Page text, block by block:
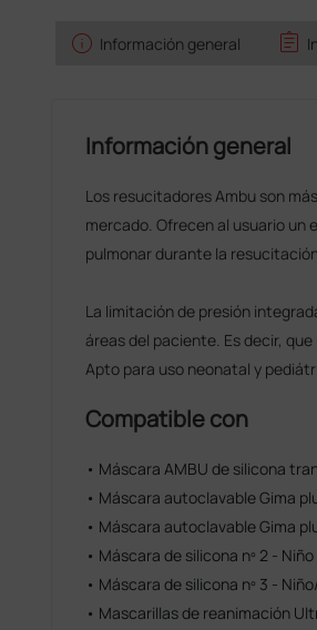
info Información general assignment
Información general
Los resucitadores Ambu son
mercado. Ofrecen al usuario un
pulmonar durante la
La limitación de presión
áreas del paciente. Es decir,
Apto para uso neonatal y
Compatible con
• Máscara AMBU de silicona
• Máscara autoclavable Gima
• Máscara autoclavable Gima
• Máscara de silicona nº 2 - Niño
• Máscara de silicona nº 3 -
• Mascarillas de reanimación